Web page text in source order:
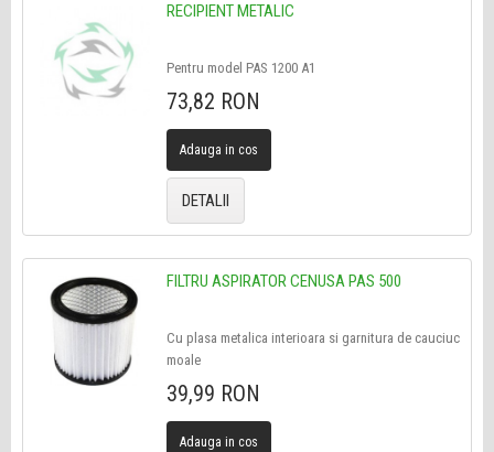
RECIPIENT METALIC
Pentru model PAS 1200 A1
73,82 RON
Adauga in cos
DETALII
FILTRU ASPIRATOR CENUSA PAS 500
Cu plasa metalica interioara si garnitura de cauciuc
moale
39,99 RON
Adauga in cos